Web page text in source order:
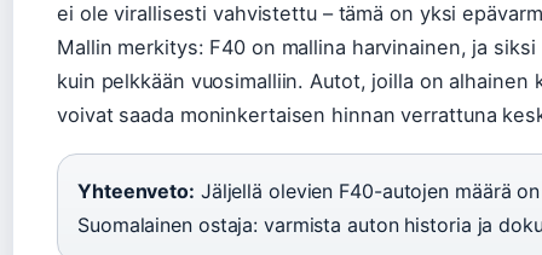
ei ole virallisesti vahvistettu – tämä on yksi
Mallin merkitys: F40 on mallina harvinainen, ja
kuin pelkkään vuosimalliin. Autot, joilla on alhainen
voivat saada moninkertaisen hinnan verrattuna
Yhteenveto: Jäljellä olevien F40-autojen määrä
Suomalainen ostaja: varmista auton historia ja